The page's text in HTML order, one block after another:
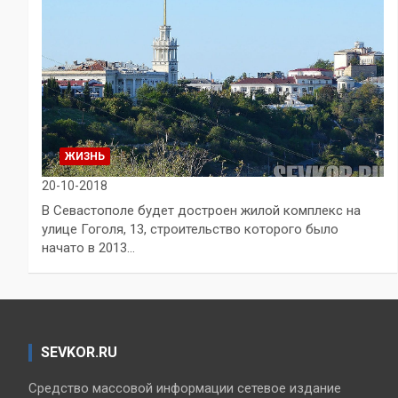
ЖИЗНЬ
20-10-2018
В Севастополе будет достроен жилой комплекс на
улице Гоголя, 13, строительство которого было
начато в 2013…
SEVKOR.RU
Средство массовой информации сетевое издание